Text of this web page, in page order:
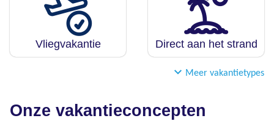
Vliegvakantie Direct aan het strand
Meer vakantietypes
Onze vakantieconcepten